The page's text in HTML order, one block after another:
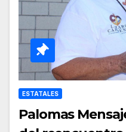
ESTATALES
Palomas